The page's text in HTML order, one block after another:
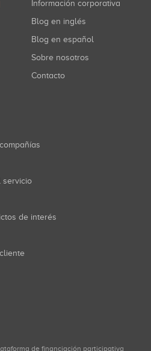
Información corporativa
Blog en inglés
Blog en español
Sobre nosotros
Contacto
servicio
de interés
de financiación participativa